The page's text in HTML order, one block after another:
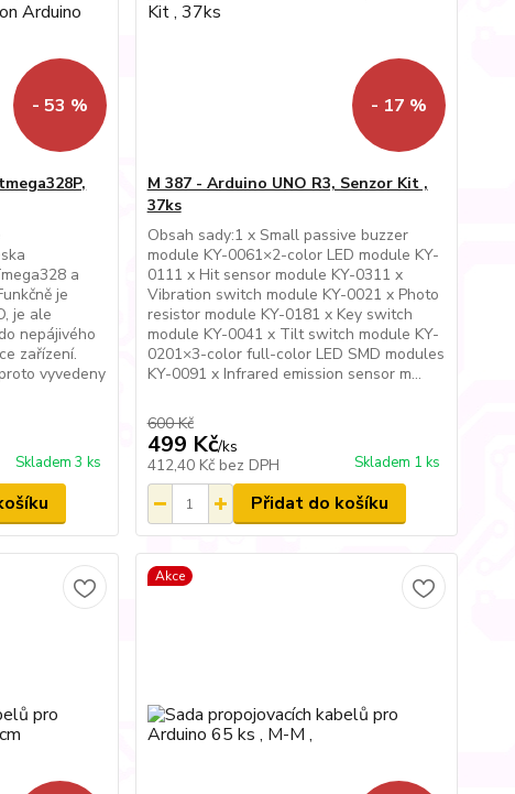
- 53 %
a
je
je ale
nepájivého
zařízení.
vyvedeny
Skladem 3 ks
- 17 %
M 387 - Arduino UNO R3, Senzor Kit ,
37ks
Obsah sady:1 x Small passive buzzer
module KY-0061×2-color LED module KY-
0111 x Hit sensor module KY-0311 x
Vibration switch module KY-0021 x Photo
resistor module KY-0181 x Key switch
module KY-0041 x Tilt switch module KY-
0201×3-color full-color LED SMD modules
KY-0091 x Infrared emission sensor m...
600 Kč
499 Kč/ks
412,40 Kč bez DPH Skladem 1 ks
Přidat do košíku
Akce